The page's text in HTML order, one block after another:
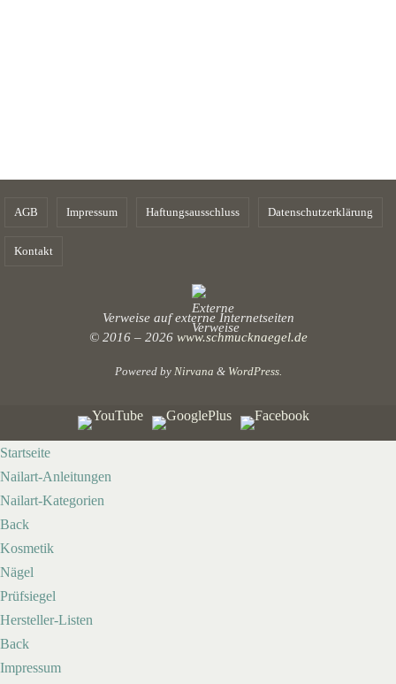
AGB Impressum Haftungsausschluss Datenschutzerklärung
Kontakt
Verweise auf externe Internetseiten
© 2016 – 2026 www.schmucknaegel.de
Powered by Nirvana & WordPress.
Startseite
Nailart-Anleitungen
Nailart-Kategorien
Back
Kosmetik
Nägel
Prüfsiegel
Hersteller-Listen
Back
Impressum